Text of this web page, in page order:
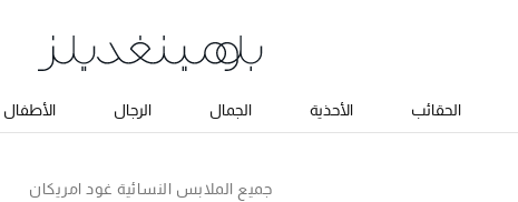
الحقائب الأحذية الجمال الرجال الأطفال
جميع الملابس النسائية غود امريكان